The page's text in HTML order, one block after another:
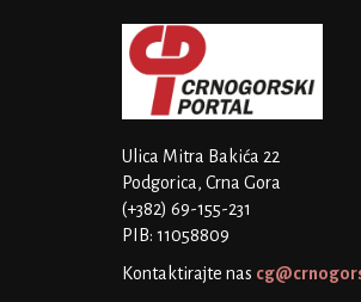
Ulica Mitra Bakića 22
Podgorica, Crna Gora
(+382) 69-155-231
PIB: 11058809
Kontaktirajte nas